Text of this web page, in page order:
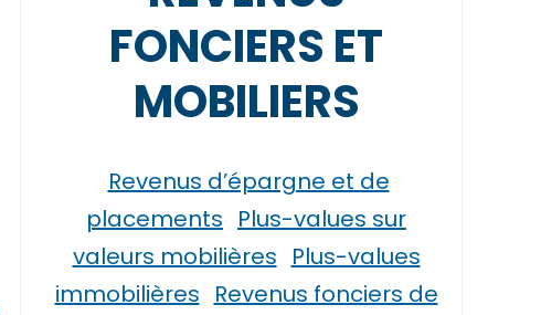
FONCIERS ET
MOBILIERS
Revenus d’épargne et de
placements Plus-values sur
valeurs mobilières Plus-values
immobilières Revenus fonciers de